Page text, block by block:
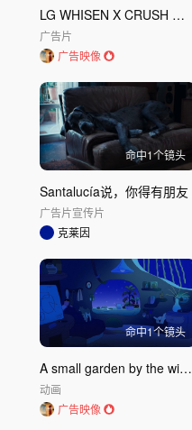
LG WHISEN X CRUSH 空调广告
广告片
广告映像
命中1个镜头
Santalucía说，你得有朋友
广告片宣传片
克莱因
命中1个镜头
A small garden by the window-[建筑师A X KCR
动画
广告映像